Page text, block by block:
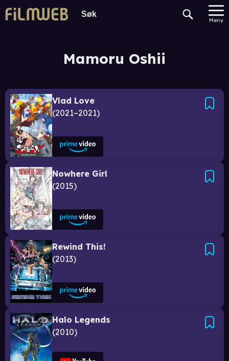
Meny
Mamoru Oshii
Vlad Love
2021–2021
Nowhere Girl
2015
Rewind This!
2013
Halo Legends
2010